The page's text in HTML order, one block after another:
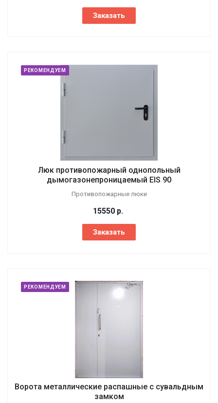
Заказать
РЕКОМЕНДУЕМ
Люк противопожарный однопольный
дымогазонепроницаемый EIS 90
Противопожарные люки
15550 р.
Заказать
РЕКОМЕНДУЕМ
Ворота металлические распашные с сувальдным
замком